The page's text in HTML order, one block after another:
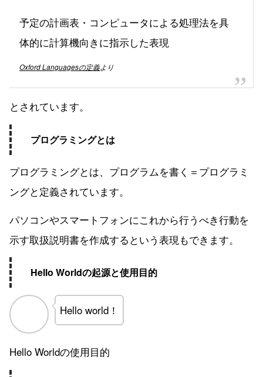
予定の計画表・コンピュータによる処理法を具
体的に計算機向きに指示した表現
Oxford Languagesの定義より
とされています。
プログラミングとは
プログラミングとは、プログラムを書く＝プログラミ
ングと定義されています。
パソコンやスマートフォンにこれから行うべき行動を
示す取扱説明書を作成するという表現もできます。
Hello Worldの起源と使用目的
Hello world！
Hello Worldの使用目的